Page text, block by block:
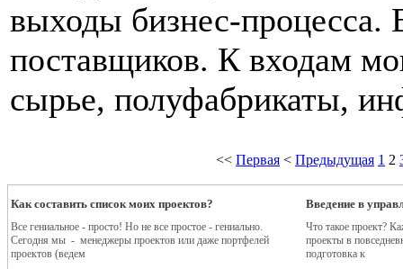
выходы бизнес-процесса.
поставщиков. К входам
сырье, полуфабрикаты,
<< Первая < Предыдущая 1 2
Как составить список моих проектов?
Все гениальное - просто! Но не все простое - гениально.
Сегодня мы - менеджеры проектов или даже портфелей
проектов (ведем
Введение в
Что такое проект?
проекты в
подготовка к